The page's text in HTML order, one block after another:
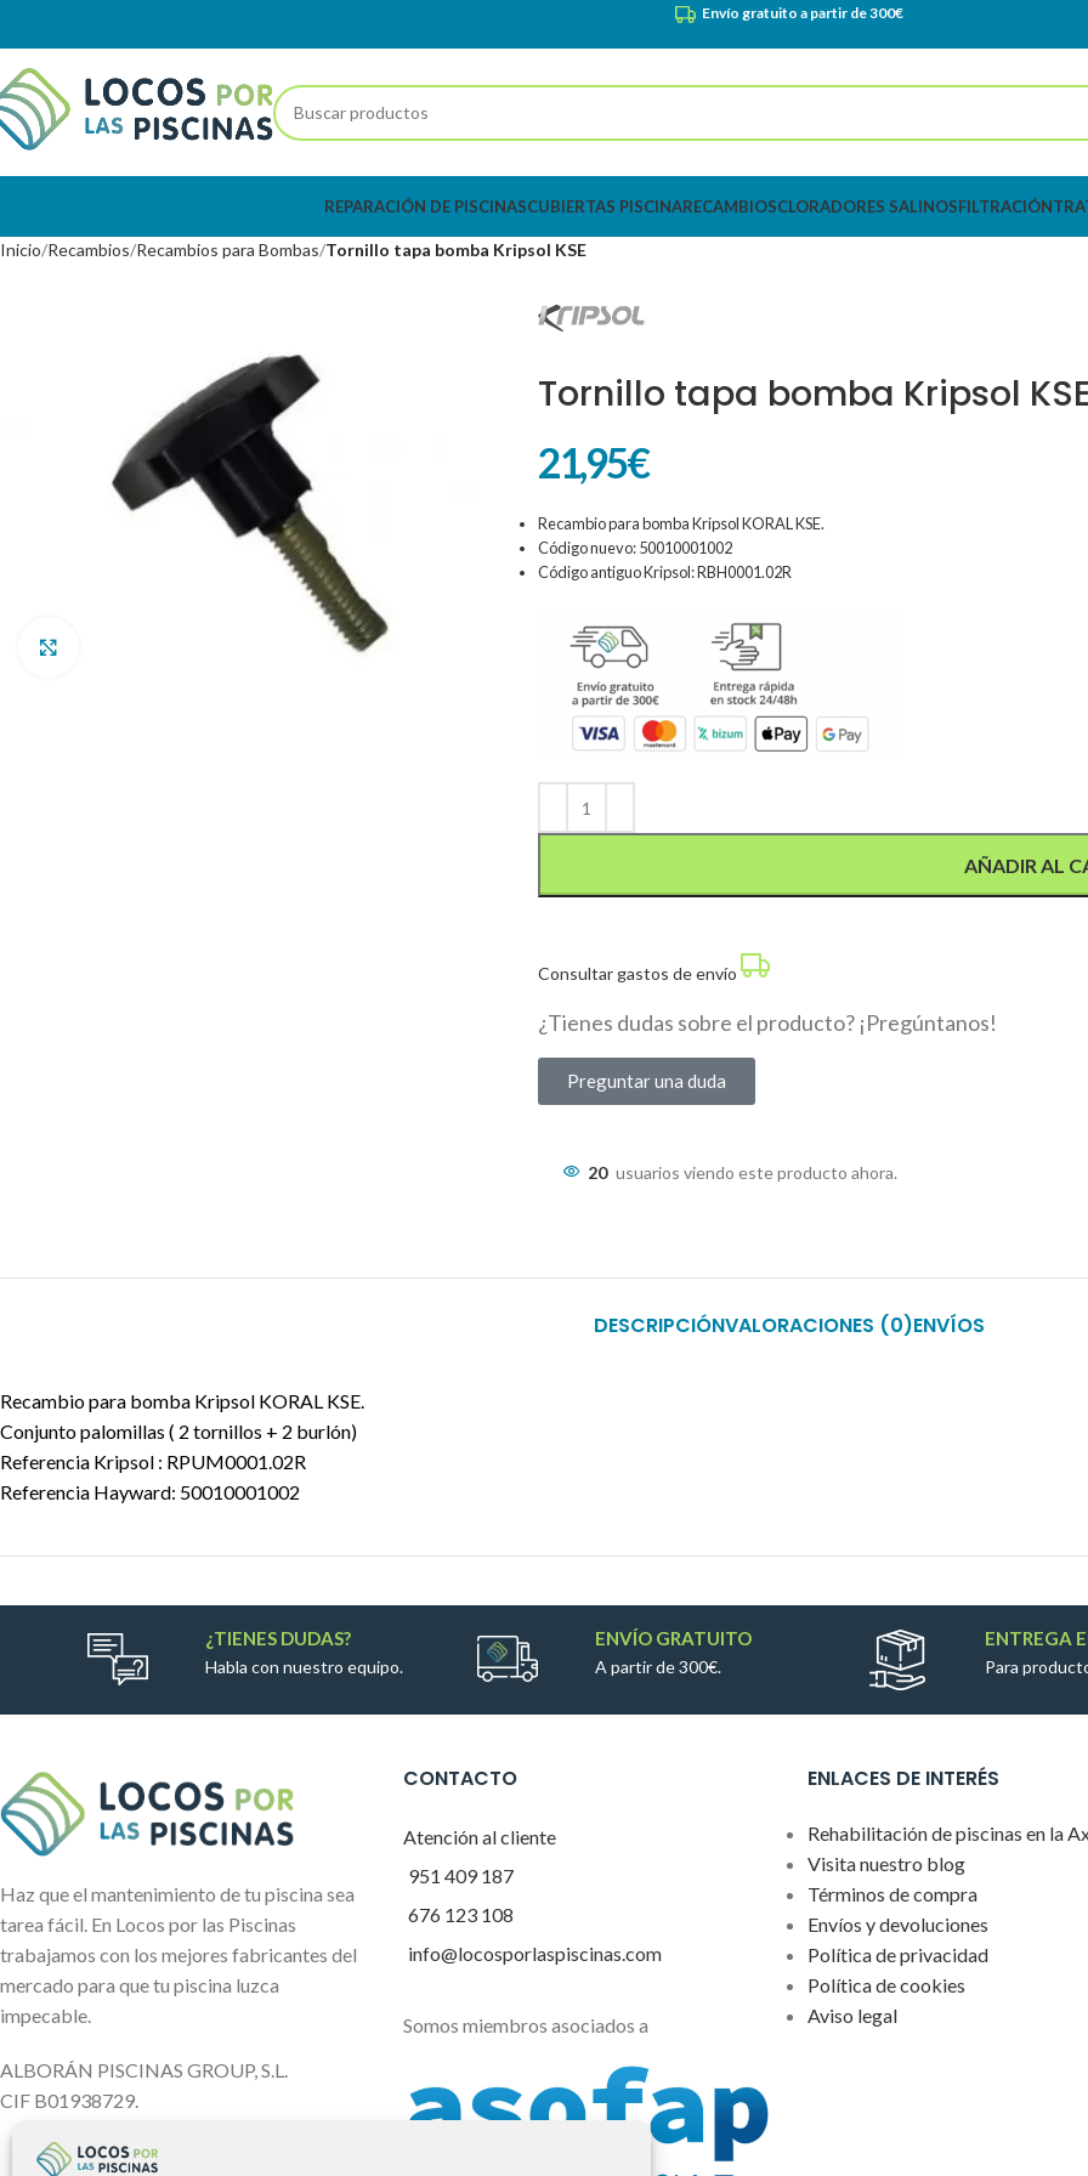
Envío gratuito a partir de 300€
REPARACIÓN DE PISCINASCUBIERTAS PISCINARECAMBIOSCLORADORES SALINOSFILTRACIÓN
Inicio Recambios Recambios para Bombas Tornillo tapa bomba Kripsol KSE
Tornillo tapa bomba Kripsol KSE
21,95€
Recambio para bomba Kripsol KORAL KSE.
Código nuevo: 50010001002
Código antiguo Kripsol: RBH0001.02R
AÑADIR AL
Consultar gastos de envío
¿Tienes dudas sobre el producto? ¡Pregúntanos!
Preguntar una duda
20 usuarios viendo este producto ahora.
DESCRIPCIÓNVALORACIONES (0)ENVÍOS
Recambio para bomba Kripsol KORAL KSE.
Conjunto palomillas ( 2 tornillos + 2 burlón)
Referencia Kripsol : RPUM0001.02R
Referencia Hayward: 50010001002
¿TIENES DUDAS?
Habla con nuestro equipo.
ENVÍO GRATUITO
A partir de 300€.
ENTREGA
Para
Haz que el mantenimiento de tu piscina sea
tarea fácil. En Locos por las Piscinas
trabajamos con los mejores fabricantes del
mercado para que tu piscina luzca
impecable.
ALBORÁN PISCINAS GROUP, S.L.
CIF B01938729.
CONTACTO
Atención al cliente
951 409 187
676 123 108
info@locosporlaspiscinas.com
Somos miembros asociados a
ENLACES DE INTERÉS
Rehabilitación de piscinas en la
Visita nuestro blog
Términos de compra
Envíos y devoluciones
Política de privacidad
Política de cookies
Aviso legal